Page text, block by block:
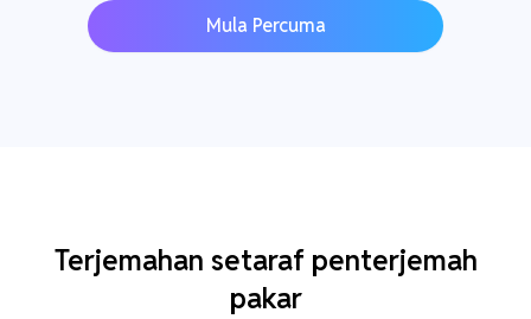
Mula Percuma
Terjemahan setaraf penterjemah
pakar